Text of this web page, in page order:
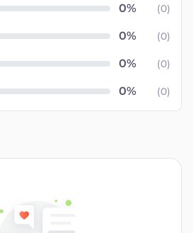
(0)
(0)
(0)
(0)